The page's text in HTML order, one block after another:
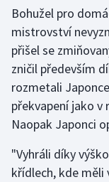
Bohužel pro
mistrovství
přišel se
zničil především
rozmetali
překvapení jako v
Naopak Japonci
"Vyhráli díky
křídlech, kde měli